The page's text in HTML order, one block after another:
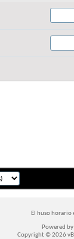
El huso horario
Powered by
Copyright © 2026